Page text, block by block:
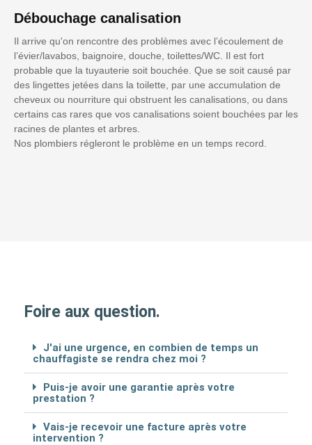
Débouchage canalisation
Il arrive qu'on rencontre des problèmes avec l’écoulement de
l’évier/lavabos, baignoire, douche, toilettes/WC. Il est fort
probable que la tuyauterie soit bouchée. Que se soit causé par
des lingettes jetées dans la toilette, par une accumulation de
cheveux ou nourriture qui obstruent les canalisations, ou dans
certains cas rares que vos canalisations soient bouchées par les
racines de plantes et arbres.
Nos plombiers régleront le problème en un temps record.
Foire aux question.
J'ai une urgence, en combien de temps un
chauffagiste se rendra chez moi ?
Puis-je avoir une garantie après votre
prestation ?
Vais-je recevoir une facture après votre
intervention ?